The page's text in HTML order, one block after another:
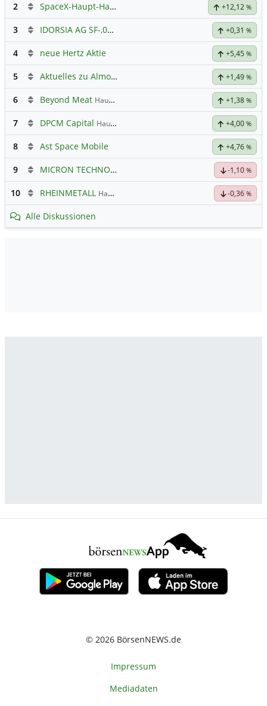
2 SpaceX-Haupt-Hauptforum +12,12 %
3 IDORSIA AG SF-,05 +0,31 %
4 neue Hertz Aktie +5,45 %
5 Aktuelles zu Almonty Industries +1,49 %
6 Beyond Meat Hauptdiskussion +1,38 %
7 DPCM Capital Hauptdiskussion +4,00 %
8 Ast Space Mobile +4,76 %
9 MICRON TECHNOLOGY -1,10 %
10 RHEINMETALL Hauptdiskussion -0,36 %
Alle Diskussionen
© 2026 BörsenNEWS.de
Impressum
Mediadaten